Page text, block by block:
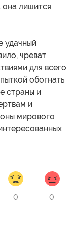
она лишится
удачный
чреват
для всего
обогнать
страны и
и
мирового
0 0